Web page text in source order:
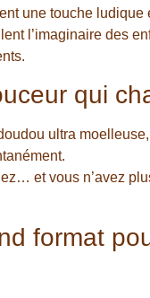
une touche ludique
l’imaginaire des
qui
ultra
et vous n’avez
format